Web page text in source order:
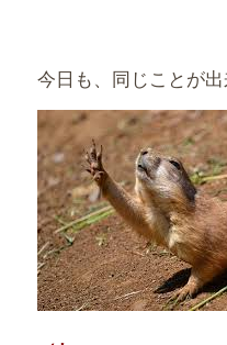
今日も、同じことが出